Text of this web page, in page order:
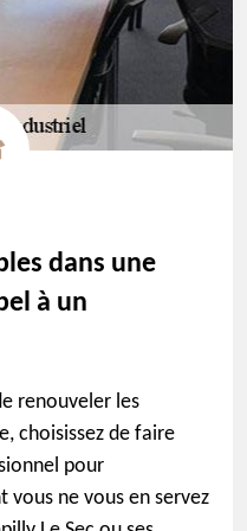
dans une
à un
renouveler les
choisissez de faire
pour
vous ne vous en servez